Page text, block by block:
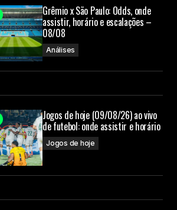
Grêmio x São Paulo: Odds, onde
assistir, horário e escalações –
08/08
Análises
Jogos de hoje (09/08/26) ao vivo
de futebol: onde assistir e horário
Jogos de hoje